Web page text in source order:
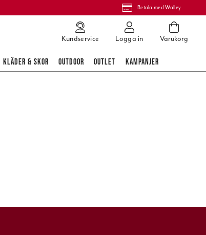
Betala med Walley
Kundservice Logga in Varukorg
KLÄDER & SKOR OUTDOOR OUTLET KAMPANJER